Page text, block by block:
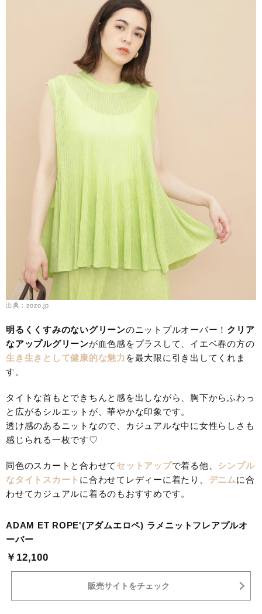
出典：zozo.jp
明るくくすみのないグリーンのニットプルオーバー！ クリア
なアップルグリーンが血色感をプラスして、イエベ春の方の
生き生きとして健康的な魅力 を最大限に引き出してくれま
す。
タイトな首もとできちんと感を出しながら、胸下からふわっ
と広がるシルエットが、華やかな印象です。
透け感のあるニットなので、カジュアルな中に女性らしさも
感じられる一枚です♡
同色のスカートと合わせて セットアップで着る他、 シンプル
なタイトスカート に合わせてレディーに着たり、 デニムに合
わせてカジュアルに着るのもおすすめです。
ADAM ET ROPE'(アダムエロペ) ラメニットフレアプルオ
ーバー
￥12,100
販売サイトをチェック